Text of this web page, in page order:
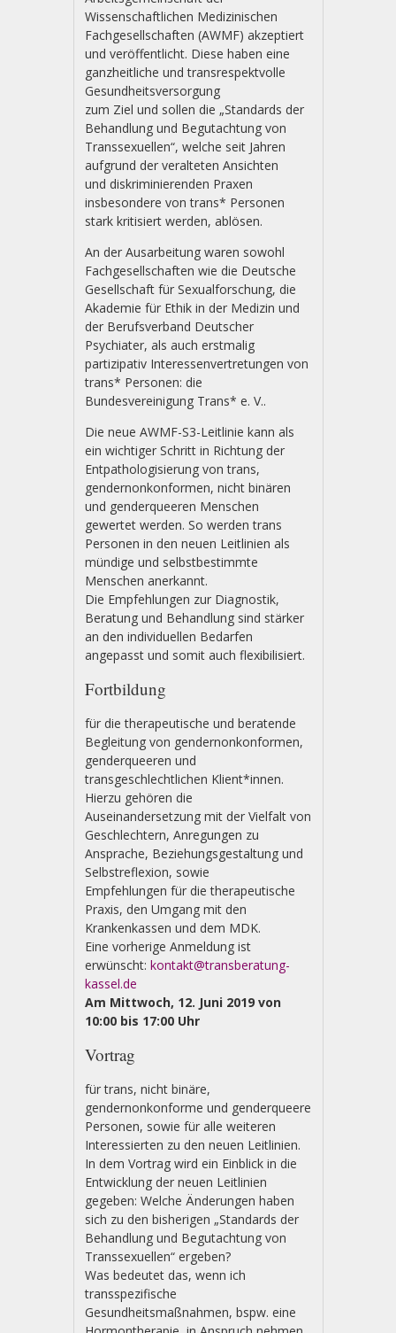
Wissenschaftlichen Medizinischen
Fachgesellschaften (AWMF) akzeptiert
und veröffentlicht. Diese haben eine
ganzheitliche und transrespektvolle
Gesundheitsversorgung
zum Ziel und sollen die „Standards der
Behandlung und Begutachtung von
Transsexuellen“, welche seit Jahren
aufgrund der veralteten Ansichten
und diskriminierenden Praxen
insbesondere von trans* Personen
stark kritisiert werden, ablösen.
An der Ausarbeitung waren sowohl
Fachgesellschaften wie die Deutsche
Gesellschaft für Sexualforschung, die
Akademie für Ethik in der Medizin und
der Berufsverband Deutscher
Psychiater, als auch erstmalig
partizipativ Interessenvertretungen von
trans* Personen: die
Bundesvereinigung Trans* e. V..
Die neue AWMF-S3-Leitlinie kann als
ein wichtiger Schritt in Richtung der
Entpathologisierung von trans,
gendernonkonformen, nicht binären
und genderqueeren Menschen
gewertet werden. So werden trans
Personen in den neuen Leitlinien als
mündige und selbstbestimmte
Menschen anerkannt.
Die Empfehlungen zur Diagnostik,
Beratung und Behandlung sind stärker
an den individuellen Bedarfen
angepasst und somit auch flexibilisiert.
Fortbildung
für die therapeutische und beratende
Begleitung von gendernonkonformen,
genderqueeren und
transgeschlechtlichen Klient*innen.
Hierzu gehören die
Auseinandersetzung mit der Vielfalt von
Geschlechtern, Anregungen zu
Ansprache, Beziehungsgestaltung und
Selbstreflexion, sowie
Empfehlungen für die therapeutische
Praxis, den Umgang mit den
Krankenkassen und dem MDK.
Eine vorherige Anmeldung ist
erwünscht:kontakt@transberatung-
kassel.de
Am Mittwoch, 12. Juni 2019 von
10:00 bis 17:00 Uhr
Vortrag
für trans, nicht binäre,
gendernonkonforme und genderqueere
Personen, sowie für alle weiteren
Interessierten zu den neuen Leitlinien.
In dem Vortrag wird ein Einblick in die
Entwicklung der neuen Leitlinien
gegeben: Welche Änderungen haben
sich zu den bisherigen „Standards der
Behandlung und Begutachtung von
Transsexuellen“ ergeben?
Was bedeutet das, wenn ich
transspezifische
Gesundheitsmaßnahmen, bspw. eine